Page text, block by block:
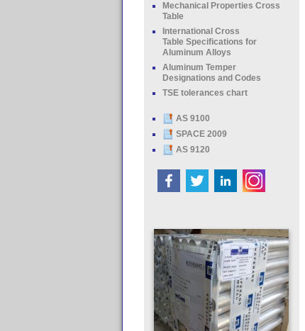
Mechanical Properties Cross
Table
International Cross
Table Specifications for
Aluminum Alloys
Aluminum Temper
Designations and Codes
TSE tolerances chart
AS 9100
SPACE 2009
AS 9120